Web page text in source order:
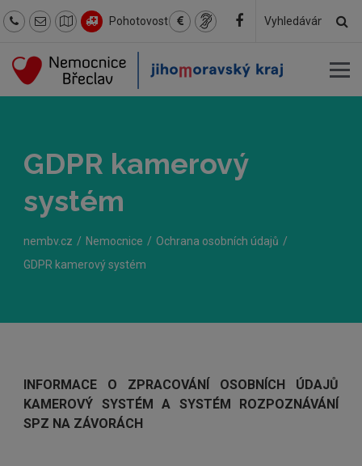
Pohotovost
Hledaný
GDPR kamerový
systém
nembv.cz Nemocnice
Ochrana osobních údajů
GDPR kamerový systém
INFORMACE O ZPRACOVÁNÍ OSOBNÍCH ÚDAJŮ
KAMEROVÝ SYSTÉM A SYSTÉM ROZPOZNÁVÁNÍ
SPZ NA ZÁVORÁCH